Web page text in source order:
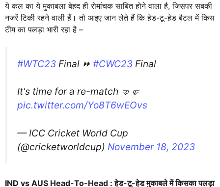
ये कल का ये मुकाबला बेहद ही रोमांचक साबित होने वाला है, जिसपर सबकी
नजरें टिकी रहने वाली हैं। तो आइए जान लेते हैं कि हेड-टू-हेड बैटल में किस
टीम का पलड़ा भारी रहा है –
#WTC23 Final ⏩ #CWC23 Final
It's time for a re-match 🤜🤛
pic.twitter.com/Yo8T6wEOvs
— ICC Cricket World Cup
(@cricketworldcup) November 18, 2023
IND vs AUS Head-To-Head : हेड-टू-हेड मुकाबले में किसका पलड़ा